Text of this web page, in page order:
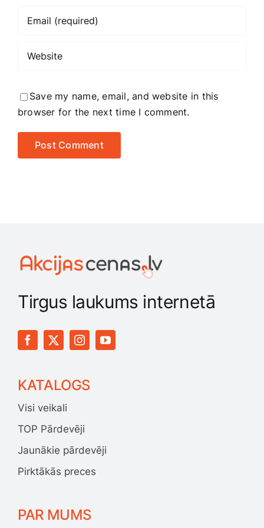
Save my name, email, and website in this
browser for the next time I comment.
Tirgus laukums internetā
KATALOGS
Visi veikali
TOP Pārdevēji
Jaunākie pārdevēji
Pirktākās preces
PAR MUMS